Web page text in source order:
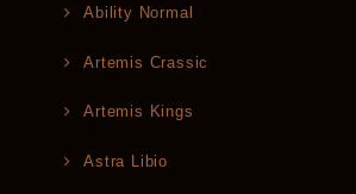
Ability Normal
Artemis Crassic
Artemis Kings
Astra Libio